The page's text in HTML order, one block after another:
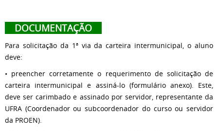
DOCUMENTAÇÃO
Para solicitação da 1ª via da carteira intermunicipal, o aluno
deve:
• preencher corretamente o requerimento de solicitação de
carteira intermunicipal e assiná-lo (formulário anexo). Este,
deve ser carimbado e assinado por servidor, representante da
UFRA (Coordenador ou subcoordenador do curso ou servidor
da PROEN).